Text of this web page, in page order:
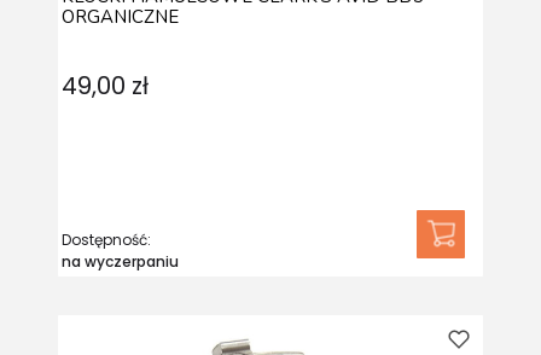
ORGANICZNE
49,00 zł
Dostępność:
na wyczerpaniu